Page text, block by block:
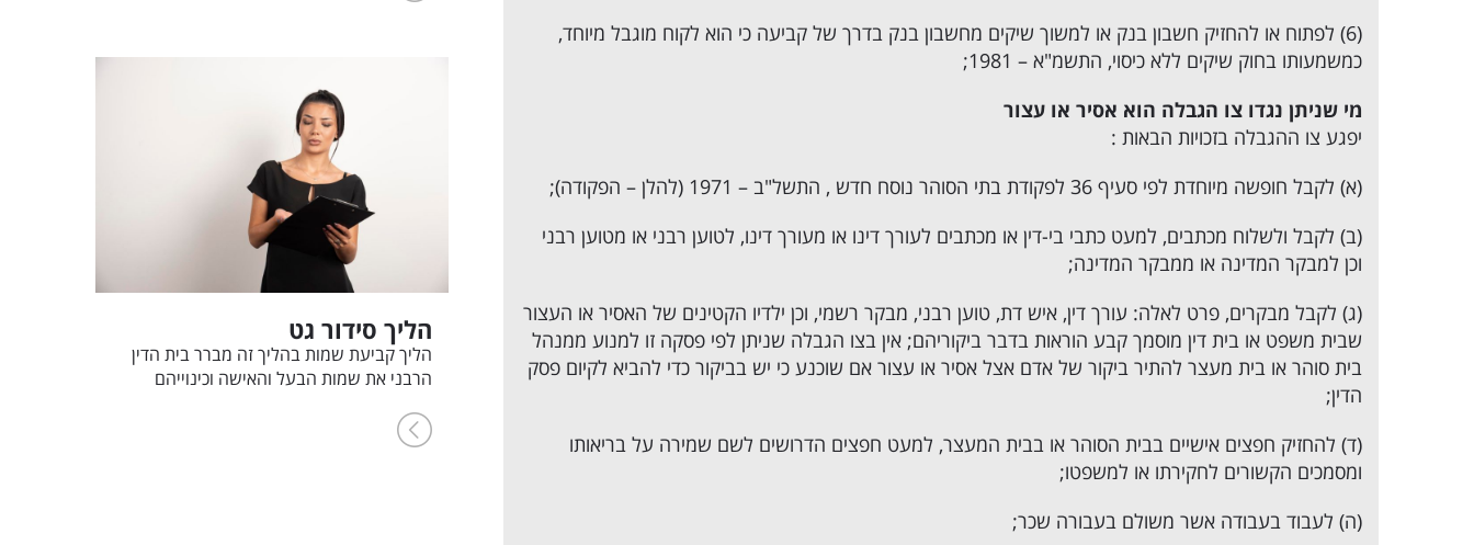
הליך סידור גט
הליך קביעת שמות בהליך זה מברר בית הדין
הרבני את שמות הבעל והאישה וכינוייהם
(6) לפתוח או להחזיק חשבון בנק או למשוך שיקים מחשבון בנק בדרך של קביעה כי הוא לקוח מוגבל מיוחד,
כמשמעותו בחוק שיקים ללא כיסוי, התשמ"א – 1981;
מי שניתן נגדו צו הגבלה הוא אסיר או עצור
יפגע צו ההגבלה בזכויות הבאות :
(א) לקבל חופשה מיוחדת לפי סעיף 36 לפקודת בתי הסוהר נוסח חדש , התשל"ב – 1971 (להלן – הפקודה);
(ב) לקבל ולשלוח מכתבים, למעט כתבי בי-דין או מכתבים לעורך דינו או מעורך דינו, לטוען רבני או מטוען רבני
וכן למבקר המדינה או ממבקר המדינה;
(ג) לקבל מבקרים, פרט לאלה: עורך דין, איש דת, טוען רבני, מבקר רשמי, וכן ילדיו הקטינים של האסיר או העצור
שבית משפט או בית דין מוסמך קבע הוראות בדבר ביקוריהם; אין בצו הגבלה שניתן לפי פסקה זו למנוע ממנהל
בית סוהר או בית מעצר להתיר ביקור של אדם אצל אסיר או עצור אם שוכנע כי יש בביקור כדי להביא לקיום פסק
הדין;
(ד) להחזיק חפצים אישיים בבית הסוהר או בבית המעצר, למעט חפצים הדרושים לשם שמירה על בריאותו
ומסמכים הקשורים לחקירתו או למשפטו;
(ה) לעבוד בעבודה אשר משולם בעבורה שכר;